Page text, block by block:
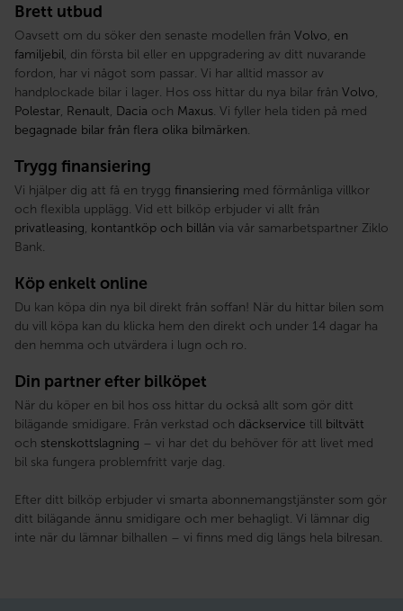
Brett utbud
Oavsett om du söker den senaste modellen från Volvo, en
familjebil, din första bil eller en uppgradering av ditt nuvarande
fordon, har vi något som passar. Vi har alltid massor av
handplockade bilar i lager. Hos oss hittar du nya bilar från Volvo,
Polestar, Renault, Dacia och Maxus. Vi fyller hela tiden på med
begagnade bilar från flera olika bilmärken.
Trygg finansiering
Vi hjälper dig att få en trygg finansiering med förmånliga villkor
och flexibla upplägg. Vid ett bilköp erbjuder vi allt från
privatleasing, kontantköp och billån via vår samarbetspartner Ziklo
Bank.
Köp enkelt online
Du kan köpa din nya bil direkt från soffan! När du hittar bilen som
du vill köpa kan du klicka hem den direkt och under 14 dagar ha
den hemma och utvärdera i lugn och ro.
Din partner efter bilköpet
När du köper en bil hos oss hittar du också allt som gör ditt
bilägande smidigare. Från verkstad och däckservice till biltvätt
och stenskottslagning – vi har det du behöver för att livet med
bil ska fungera problemfritt varje dag.
Efter ditt bilköp erbjuder vi smarta abonnemangstjänster som gör
ditt bilägande ännu smidigare och mer behagligt. Vi lämnar dig
inte när du lämnar bilhallen – vi finns med dig längs hela bilresan.